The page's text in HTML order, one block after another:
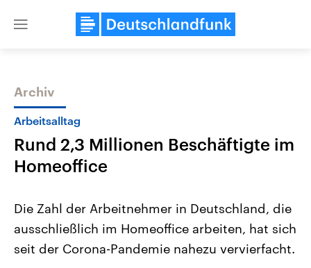
Close
Themen
Landtagswahl Sachsen-Anhalt
2026
USA
Aktuelle Beiträge,
Archiv
Arbeitsalltag
Rund 2,3 Millionen Beschäftigte im
Homeoffice
Die Zahl der Arbeitnehmer in Deutschland, die
ausschließlich im Homeoffice arbeiten, hat sich
seit der Corona-Pandemie nahezu vervierfacht.